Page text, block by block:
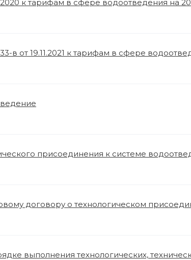
к тарифам в сфере водоотведения на
в от 19.11.2021 к тарифам в сфере
присоединения к системе
договору о технологическом
выполнения технологических,